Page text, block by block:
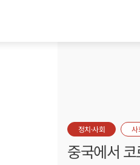
정치·사회 사
중국에서